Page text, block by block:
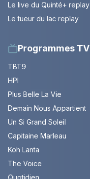
Le live du Quinté+ replay
Le tueur du lac replay
Programmes TV
TBT9
HPI
Plus Belle La Vie
Demain Nous Appartient
Un Si Grand Soleil
Capitaine Marleau
Koh Lanta
The Voice